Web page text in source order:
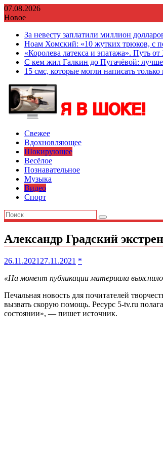
Перейти
к
07.08.2026
Новое
За невесту заплатили миллион
Ноам Хомский: «10 жутких трюков, с
«Королева латекса и эпатажа». Путь
С кем жил Галкин до Пугачёвой: лучше
15 смс, которые могли написать
Свежее
Вдохновляющее
Шокирующее
Весёлое
Познавательное
Музыка
Видео
Спорт
Александр Градский
26.11.2021 27.11.2021 *
«На момент публикации материала
Печальная новость для почитателей
вызвать скорую помощь. Ресурс 5-tv.ru
состоянии», — пишет источник.